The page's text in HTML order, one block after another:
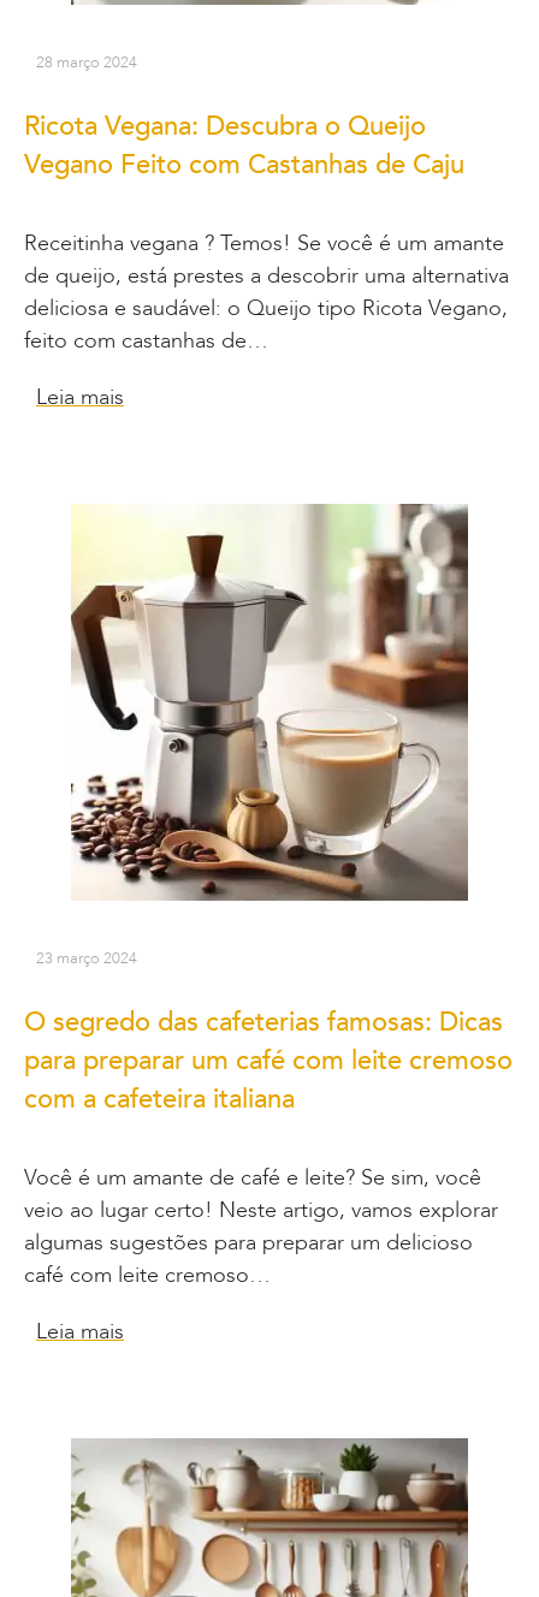
28 março 2024
Ricota Vegana: Descubra o Queijo
Vegano Feito com Castanhas de Caju
Receitinha vegana ? Temos! Se você é um amante
de queijo, está prestes a descobrir uma alternativa
deliciosa e saudável: o Queijo tipo Ricota Vegano,
feito com castanhas de…
Leia mais
23 março 2024
O segredo das cafeterias famosas: Dicas
para preparar um café com leite cremoso
com a cafeteira italiana
Você é um amante de café e leite? Se sim, você
veio ao lugar certo! Neste artigo, vamos explorar
algumas sugestões para preparar um delicioso
café com leite cremoso…
Leia mais